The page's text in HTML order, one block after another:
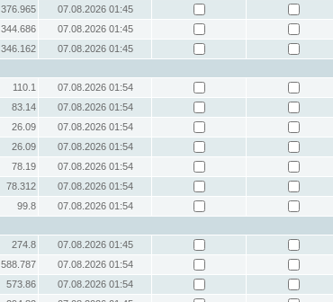
376.965
07.08.2026 01:45
344.686
07.08.2026 01:45
346.162
07.08.2026 01:45
110.1
07.08.2026 01:54
83.14
07.08.2026 01:54
26.09
07.08.2026 01:54
26.09
07.08.2026 01:54
78.19
07.08.2026 01:54
78.312
07.08.2026 01:54
99.8
07.08.2026 01:54
274.8
07.08.2026 01:45
588.787
07.08.2026 01:54
573.86
07.08.2026 01:54